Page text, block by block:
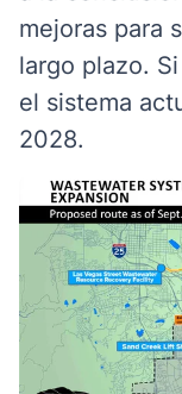
mejoras para
largo plazo.
el sistema
2028.